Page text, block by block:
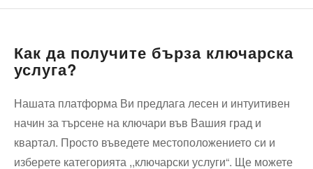
Как да получите бърза ключарска
услуга?
Нашата платформа Ви предлага лесен и интуитивен
начин за търсене на ключари във Вашия град и
квартал. Просто въведете местоположението си и
изберете категорията ,,ключарски услуги“. Ще можете